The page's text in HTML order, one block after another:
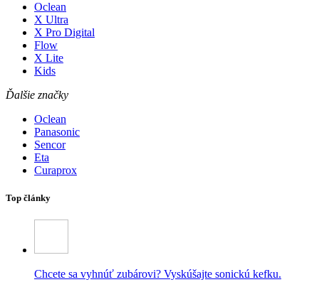
Oclean
X Ultra
X Pro Digital
Flow
X Lite
Kids
Ďalšie značky
Oclean
Panasonic
Sencor
Eta
Curaprox
Top články
Chcete sa vyhnúť zubárovi? Vyskúšajte sonickú kefku.